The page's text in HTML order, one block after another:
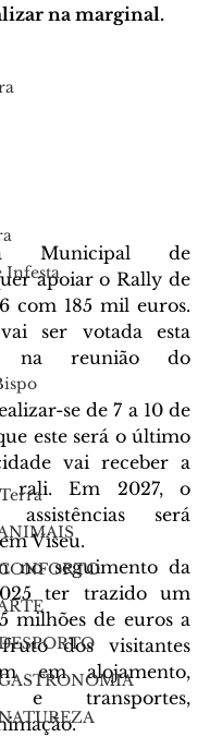
Infesta
na marginal.
Municipal de
apoiar o Rally de
com 185 mil euros.
ser votada esta
na reunião do
se de 7 a 10 de
este será o último
vai receber a
rali. Em 2027, o
será
Viseu.
no seguimento da
ter trazido um
milhões de euros a
fruto dos visitantes
em alojamento,
e transportes,